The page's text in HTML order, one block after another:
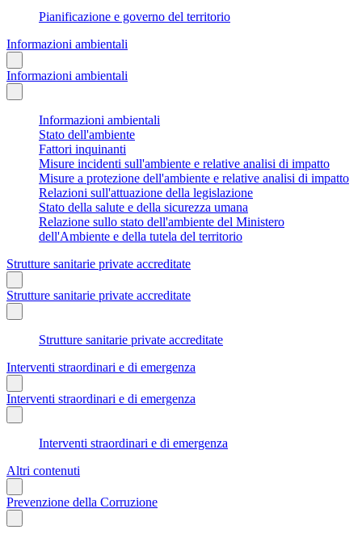
Pianificazione e governo del territorio
Informazioni ambientali
Informazioni ambientali
Informazioni ambientali
Stato dell'ambiente
Fattori inquinanti
Misure incidenti sull'ambiente e relative analisi di impatto
Misure a protezione dell'ambiente e relative analisi di impatto
Relazioni sull'attuazione della legislazione
Stato della salute e della sicurezza umana
Relazione sullo stato dell'ambiente del Ministero
dell'Ambiente e della tutela del territorio
Strutture sanitarie private accreditate
Strutture sanitarie private accreditate
Strutture sanitarie private accreditate
Interventi straordinari e di emergenza
Interventi straordinari e di emergenza
Interventi straordinari e di emergenza
Altri contenuti
Prevenzione della Corruzione